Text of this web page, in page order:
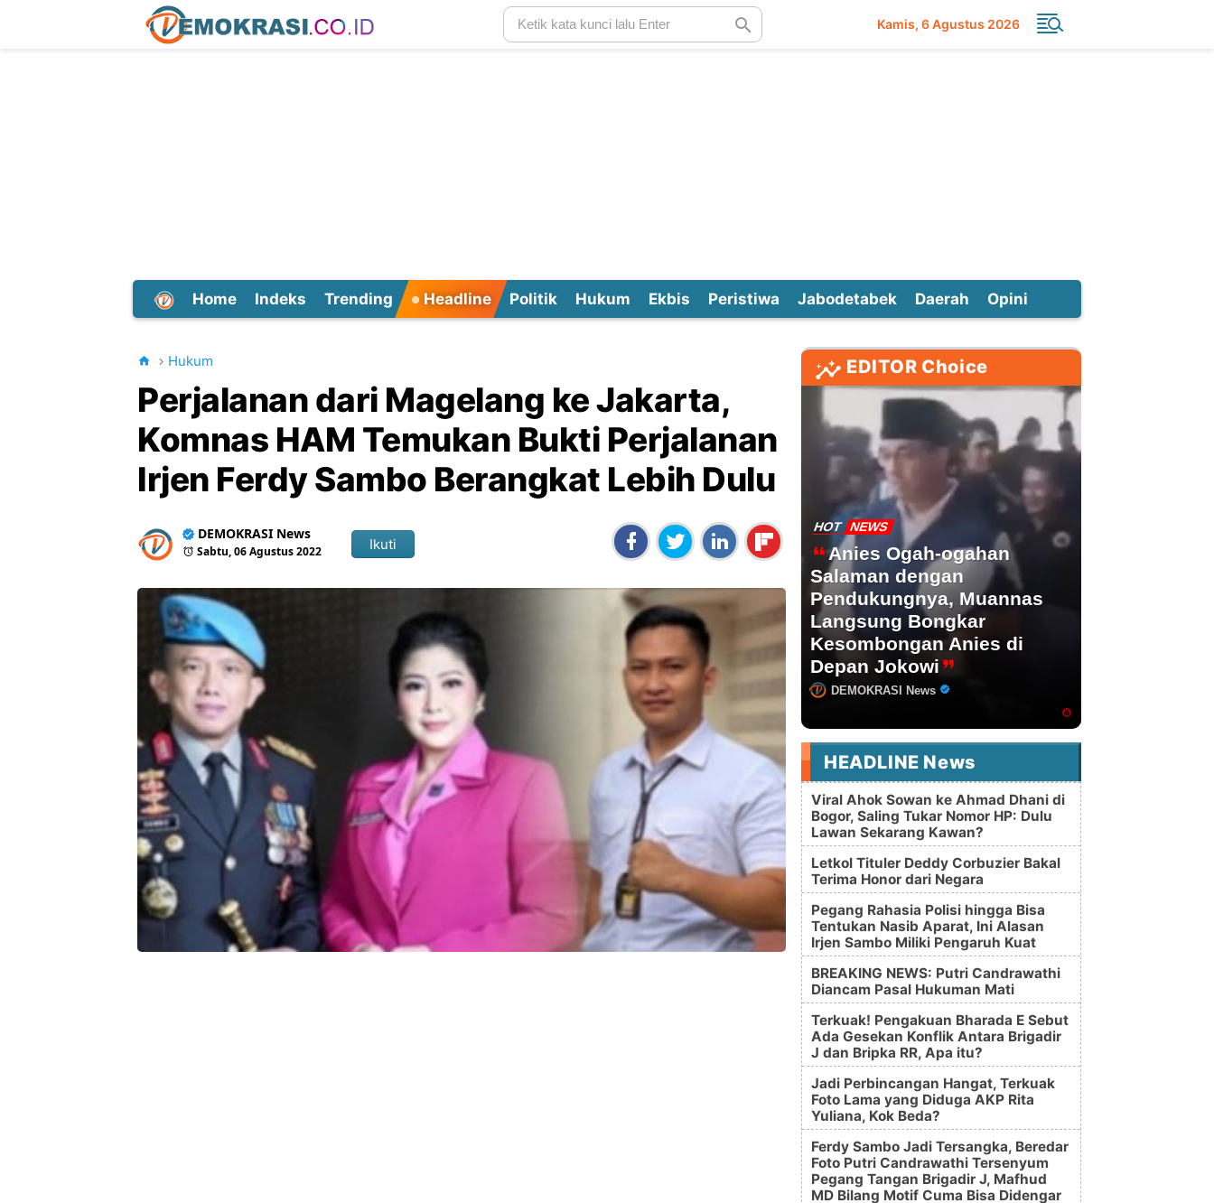
Kamis 6 Agustus 2026
Home Indeks Trending Headline Politik Hukum Ekbis Peristiwa Jabodetabek Daerah Opini
Hukum
Perjalanan dari Magelang ke Jakarta,
Komnas HAM Temukan Bukti Perjalanan
Irjen Ferdy Sambo Berangkat Lebih Dulu
DEMOKRASI News
Sabtu, 06 Agustus 2022 Ikuti
EDITOR Choice
HOT NEWS
Anies Ogah-ogahan
Salaman dengan
Pendukungnya, Muannas
Langsung Bongkar
Kesombongan Anies di
Depan Jokowi
DEMOKRASI News
HEADLINE News
Viral Ahok Sowan ke Ahmad Dhani di
Bogor, Saling Tukar Nomor HP: Dulu
Lawan Sekarang Kawan?
Letkol Tituler Deddy Corbuzier Bakal
Terima Honor dari Negara
Pegang Rahasia Polisi hingga Bisa
Tentukan Nasib Aparat, Ini Alasan
Irjen Sambo Miliki Pengaruh Kuat
BREAKING NEWS: Putri Candrawathi
Diancam Pasal Hukuman Mati
Terkuak! Pengakuan Bharada E Sebut
Ada Gesekan Konflik Antara Brigadir
J dan Bripka RR, Apa itu?
Jadi Perbincangan Hangat, Terkuak
Foto Lama yang Diduga AKP Rita
Yuliana, Kok Beda?
Ferdy Sambo Jadi Tersangka, Beredar
Foto Putri Candrawathi Tersenyum
Pegang Tangan Brigadir J, Mafhud
MD Bilang Motif Cuma Bisa Didengar